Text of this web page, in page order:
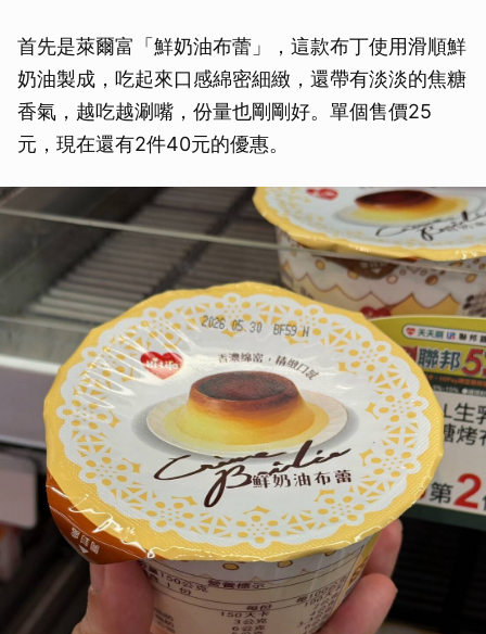
首先是萊爾富「鮮奶油布蕾」，這款布丁使用滑順鮮
奶油製成，吃起來口感綿密細緻，還帶有淡淡的焦糖
香氣，越吃越涮嘴，份量也剛剛好。單個售價25
元，現在還有2件40元的優惠。